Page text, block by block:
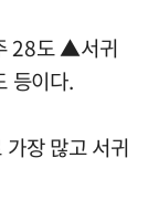
28도 ▲서귀
등이다.
장 많고 서귀